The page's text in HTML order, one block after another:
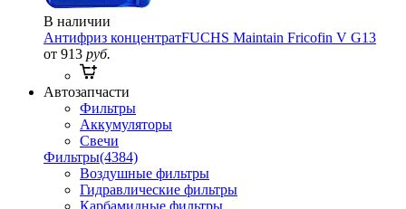
В наличии
Антифриз концентратFUCHS Maintain Fricofin V G13
от 913 руб.
Автозапчасти
Фильтры
Аккумуляторы
Свечи
Фильтры(4384)
Воздушные фильтры
Гидравлические фильтры
Карбамидные фильтры